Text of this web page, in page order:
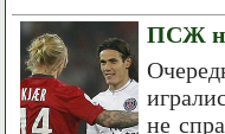
ПСЖ
не